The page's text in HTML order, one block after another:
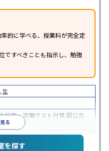
的に学べる、授業料が完全定
ですべきことも指示し、勉強
る
生
授業・定期テスト対策 国公立
)対策
授業の振替可能オンライン対
を探す